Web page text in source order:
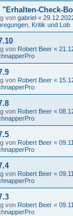
Check-
von gabriel «
Kritik und Lob
von Robert Beer «
von Robert Beer «
von Robert Beer «
von Robert Beer «
von Robert Beer «
von Robert Beer «